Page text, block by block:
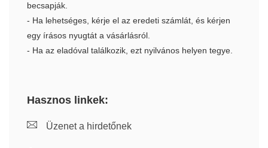
becsapják.
- Ha lehetséges, kérje el az eredeti számlát, és kérjen
egy írásos nyugtát a vásárlásról.
- Ha az eladóval találkozik, ezt nyilvános helyen tegye.
Hasznos linkek:
Üzenet a hirdetőnek